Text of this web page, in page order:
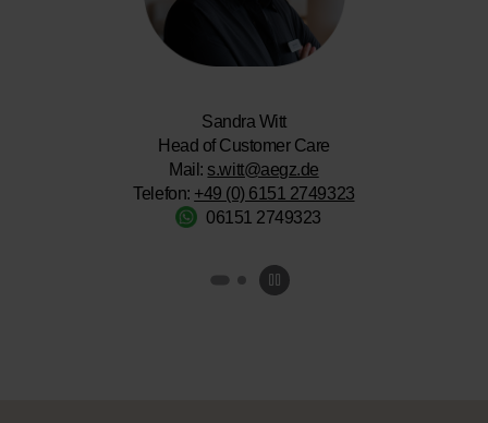
Sandra Witt
Head of Customer Care
Mail: s.witt@aegz.de
Telefon: +49 (0) 6151 2749323
06151 2749323